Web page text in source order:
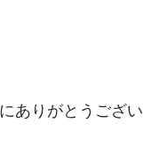
ありがとうござい